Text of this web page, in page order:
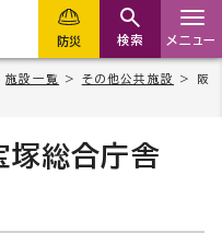
防災 検索 メニュー
施設一覧 > その他公共施設
> 阪
塚総合庁舎